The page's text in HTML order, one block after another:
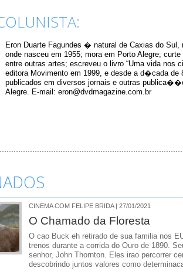
Eron Duarte Fagundes � natural de Caxias do Sul,
onde nasceu em 1955; mora em Porto Alegre;
entre outras artes; escreveu o livro “Uma vida nos
editora Movimento em 1999, e desde a d�cada de
publicados em diversos jornais e outras
Alegre. E-mail: eron@dvdmagazine.com.br
CINEMA COM FELIPE BRIDA | 27/01/2021
O Chamado da Floresta
O cao Buck eh retirado de sua familia nos
trenos durante a corrida do Ouro de 1890.
senhor, John Thornton. Eles irao percorrer
descobrindo juntos valores como